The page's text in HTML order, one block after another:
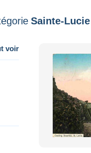
Sainte-Lucie
voir